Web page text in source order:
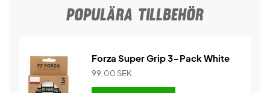
POPULÄRA TILLBEHÖR
Forza Super Grip 3-Pack White
99,00 SEK